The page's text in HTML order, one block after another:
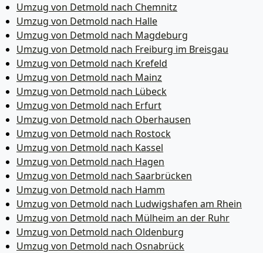
Umzug von Detmold nach Chemnitz
Umzug von Detmold nach Halle
Umzug von Detmold nach Magdeburg
Umzug von Detmold nach Freiburg im Breisgau
Umzug von Detmold nach Krefeld
Umzug von Detmold nach Mainz
Umzug von Detmold nach Lübeck
Umzug von Detmold nach Erfurt
Umzug von Detmold nach Oberhausen
Umzug von Detmold nach Rostock
Umzug von Detmold nach Kassel
Umzug von Detmold nach Hagen
Umzug von Detmold nach Saarbrücken
Umzug von Detmold nach Hamm
Umzug von Detmold nach Ludwigshafen am Rhein
Umzug von Detmold nach Mülheim an der Ruhr
Umzug von Detmold nach Oldenburg
Umzug von Detmold nach Osnabrück